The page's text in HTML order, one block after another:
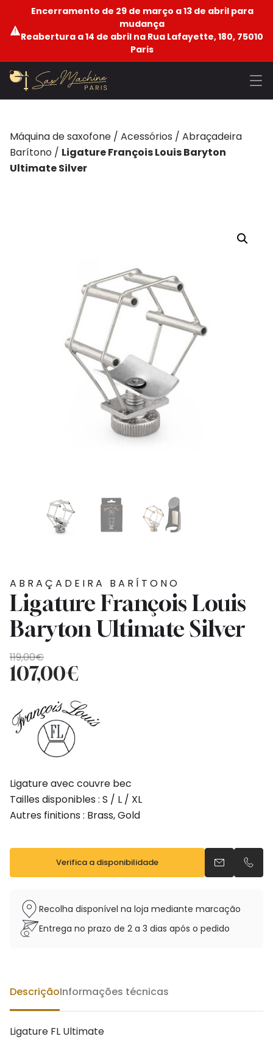
Encerramento de 29 de março a 13 de abril para
mudança
Reabertura a 14 de abril na Rua Lafayette, 180, 75010
Paris
Máquina de saxofone / Acessórios / Abraçadeira
Barítono / Ligature François Louis Baryton
Ultimate Silver
ABRAÇADEIRA BARÍTONO
Ligature François Louis
Baryton Ultimate Silver
119,00€
O
preço
original
119,00€.
107,00€
O
preço
atual
107,00€.
Ligature avec couvre bec
Tailles disponibles : S / L / XL
Autres finitions : Brass, Gold
Verifica a disponibilidade Envia um e-
Recolha disponível na loja mediante marcação
Entrega no prazo de 2 a 3 dias após o pedido
DescriçãoInformações técnicas
Ligature FL Ultimate